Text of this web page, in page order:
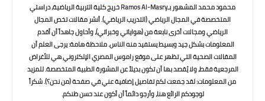
محمود محمد المشهور بـRamos Al-Masry خريج كلية التربية الرياضية، دراستي
المتخصصة في المجال الرياضي (التدريب الرياضي). أنشر مقالات تخص المجال
الرياضي ومجالات أخرى نابعة من (هواياتي وخبراتي)، وأحاول جاهداً أن أقدم
المعلومات بشكل جيد وبسيط يستفيد منه الناس. ملاحظة هامة: يرجى العلم أن
المقالات الصحية التي تظهر على موقع راموس المصري الإلكتروني هي للأغراض
المرجعية فقط، ولا يُقصد بها أن تكون بديلاً عن المشورة الطبية المتخصصة. للمزيد
من المعلومات: لقد جمعت لكم تفاصيل إضافية عني في صفحة (من نحن؟). شكراً
لوجودكم الرائع هنا، وأرجو دائماً أن أكون عند حسن ظنكم.